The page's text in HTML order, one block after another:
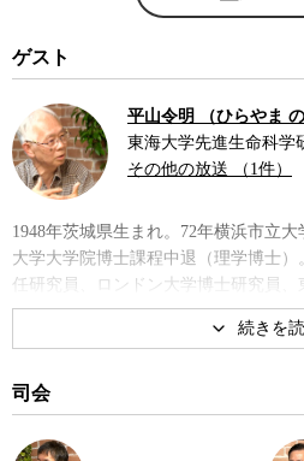
ゲスト
平山令明 （ひらやま の
東海大学先進生命科学
その他の放送 （1件）
1948年茨城県生まれ。72年横浜市立
大学大学院博士課程中退（理学博士
任研究員、ロンドン大学博士研究員
科教授、同大学医学部基礎医学系教授
著書に『分子レベルで見た体のはたら
著書
司会